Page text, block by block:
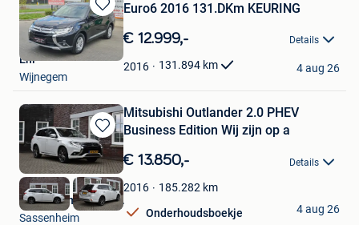
Bewaren
in
Mijn
Favorieten
Euro6 2016 131.DKm KEURING
€ 12.999,- Details
2016 131.894 km
Eni
Wijnegem
4 aug 26
Bewaren
in
Mijn
Favorieten
Mitsubishi Outlander 2.0 PHEV
Business Edition Wij zijn op a
€ 13.850,- Details
2016 185.282 km
Onderhoudsboekje
Grib Automotive B.V.
Sassenheim
4 aug 26